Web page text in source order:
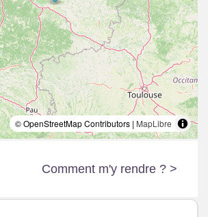
© OpenStreetMap Contributors | MapLibre
Comment m'y rendre ? >